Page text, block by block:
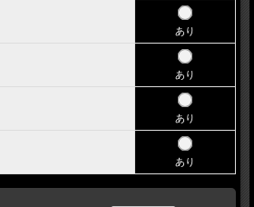
あり
あり
あり
あり